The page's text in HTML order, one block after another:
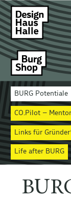
BURG Potentiale
CO.Pilot –
Links für
Life after BURG